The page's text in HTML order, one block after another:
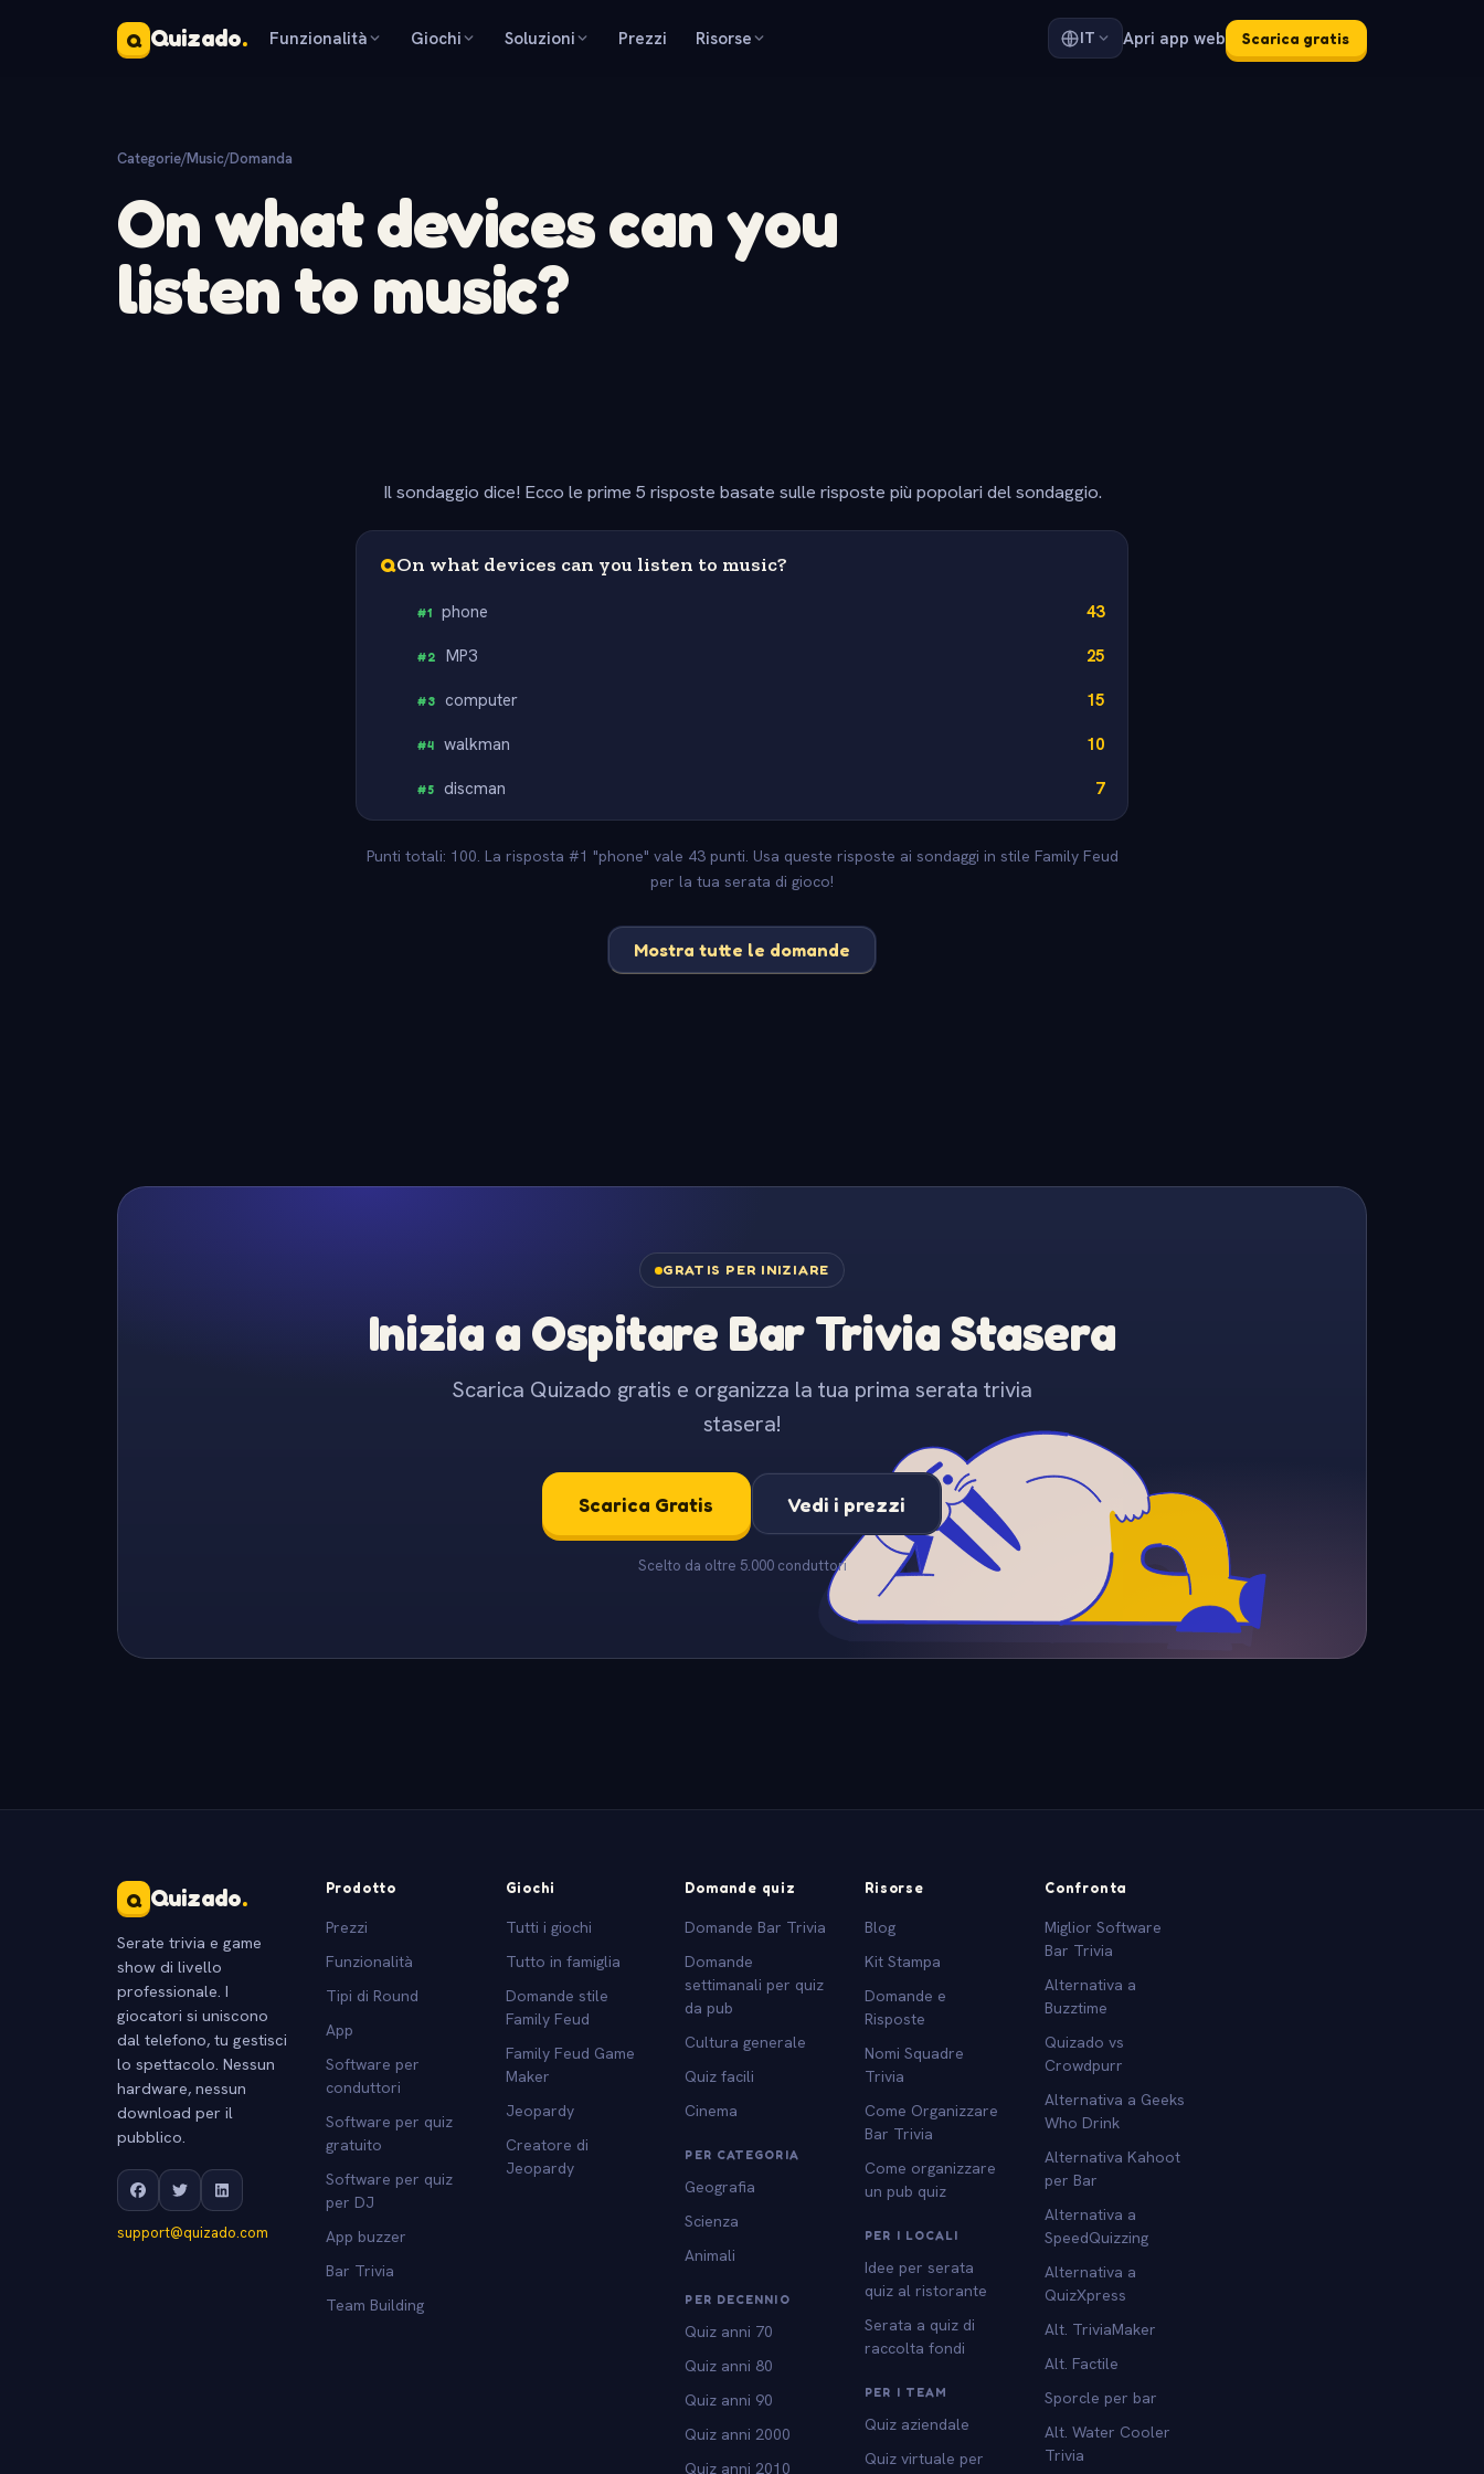
Q Quizado. Funzionalità Giochi Soluzioni Prezzi Risorse IT Apri app web Scarica gratis
Categorie/Music/Domanda
On what devices can you
listen to music?
Il sondaggio dice! Ecco le prime 5 risposte basate sulle risposte più popolari del sondaggio.
QOn what devices can you listen to music?
#1 phone 43
#2 MP3 25
#3 computer 15
#4 walkman 10
#5 discman 7
Punti totali: 100. La risposta #1 "phone" vale 43 punti. Usa queste risposte ai sondaggi in stile Family Feud
per la tua serata di gioco!
Mostra tutte le domande
GRATIS PER INIZIARE
Inizia a Ospitare Bar Trivia Stasera
Scarica Quizado gratis e organizza la tua prima serata trivia
stasera!
Scarica Gratis Vedi i prezzi
Scelto da oltre 5.000 conduttori
Q Quizado.
Serate trivia e game
show di livello
professionale. I
giocatori si uniscono
dal telefono, tu gestisci
lo spettacolo. Nessun
hardware, nessun
download per il
pubblico.
support@quizado.com
Prodotto
Prezzi
Funzionalità
Tipi di Round
App
Software per
conduttori
Software per quiz
gratuito
Software per quiz
per DJ
App buzzer
Bar Trivia
Team Building
Giochi
Tutti i giochi
Tutto in famiglia
Domande stile
Family Feud
Family Feud Game
Maker
Jeopardy
Creatore di
Jeopardy
Domande quiz
Domande Bar Trivia
Domande
settimanali per quiz
da pub
Cultura generale
Quiz facili
Cinema
PER CATEGORIA
Geografia
Scienza
Animali
PER DECENNIO
Quiz anni 70
Quiz anni 80
Quiz anni 90
Quiz anni 2000
Quiz anni 2010
Risorse
Blog
Kit Stampa
Domande e
Risposte
Nomi Squadre
Trivia
Come Organizzare
Bar Trivia
Come organizzare
un pub quiz
PER I LOCALI
Idee per serata
quiz al ristorante
Serata a quiz di
raccolta fondi
PER I TEAM
Quiz aziendale
Quiz virtuale per
Confronta
Miglior Software
Bar Trivia
Alternativa a
Buzztime
Quizado vs
Crowdpurr
Alternativa a Geeks
Who Drink
Alternativa Kahoot
per Bar
Alternativa a
SpeedQuizzing
Alternativa a
QuizXpress
Alt. TriviaMaker
Alt. Factile
Sporcle per bar
Alt. Water Cooler
Trivia